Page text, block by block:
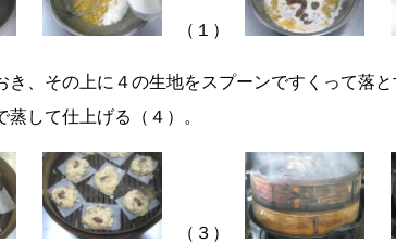
（１）
、その上に４の生地をスプーンですくって落と
して仕上げる（４）。
（３）